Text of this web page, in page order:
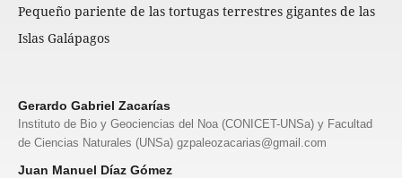
Pequeño pariente de las tortugas terrestres gigantes de las
Islas Galápagos
Gerardo Gabriel Zacarías
Instituto de Bio y Geociencias del Noa (CONICET-UNSa) y Facultad
de Ciencias Naturales (UNSa) gzpaleozacarias@gmail.com
Juan Manuel Díaz Gómez